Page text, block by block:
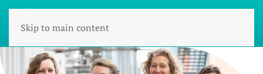
Skip to main content